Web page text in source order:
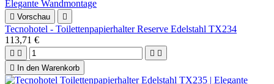
 Vorschau 
Tecnohotel - Toilettenpapierhalter Reserve Edelstahl TX234
113,71 €
   

In den Warenkorb